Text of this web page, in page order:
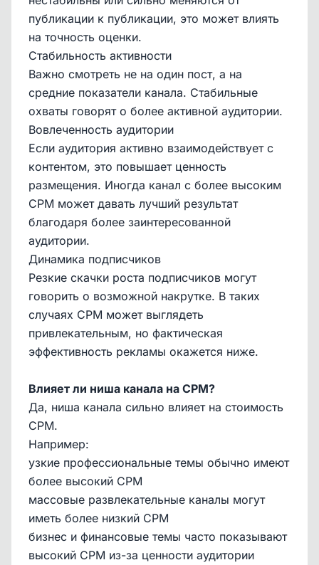
публикации к публикации, это может влиять
на точность оценки.
Стабильность активности
Важно смотреть не на один пост, а на
средние показатели канала. Стабильные
охваты говорят о более активной аудитории.
Вовлеченность аудитории
Если аудитория активно взаимодействует с
контентом, это повышает ценность
размещения. Иногда канал с более высоким
CPM может давать лучший результат
благодаря более заинтересованной
аудитории.
Динамика подписчиков
Резкие скачки роста подписчиков могут
говорить о возможной накрутке. В таких
случаях CPM может выглядеть
привлекательным, но фактическая
эффективность рекламы окажется ниже.
Влияет ли ниша канала на CPM?
Да, ниша канала сильно влияет на стоимость
CPM.
Например:
узкие профессиональные темы обычно имеют
более высокий CPM
массовые развлекательные каналы могут
иметь более низкий CPM
бизнес и финансовые темы часто показывают
высокий CPM из-за ценности аудитории